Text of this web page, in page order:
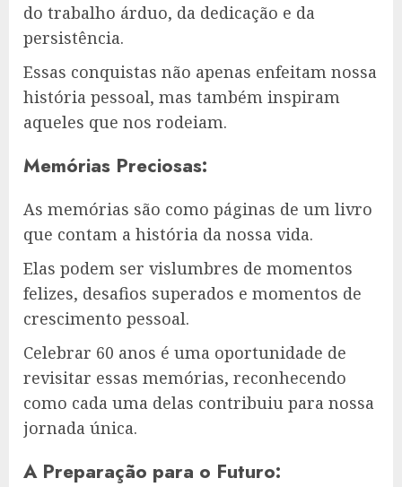
do trabalho árduo, da dedicação e da
persistência.
Essas conquistas não apenas enfeitam nossa
história pessoal, mas também inspiram
aqueles que nos rodeiam.
Memórias Preciosas:
As memórias são como páginas de um livro
que contam a história da nossa vida.
Elas podem ser vislumbres de momentos
felizes, desafios superados e momentos de
crescimento pessoal.
Celebrar 60 anos é uma oportunidade de
revisitar essas memórias, reconhecendo
como cada uma delas contribuiu para nossa
jornada única.
A Preparação para o Futuro: